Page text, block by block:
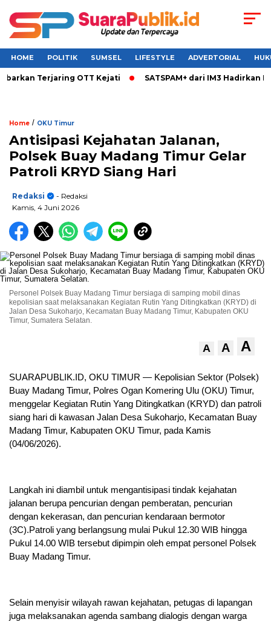
HOME POLITIK SUMSEL LIFESTYLE ADVERTORIAL
Terjaring OTT Kejati SATSPAM+ dari IM3 Hadirkan
Home / OKU Timur
Antisipasi Kejahatan Jalanan,
Polsek Buay Madang Timur Gelar
Patroli KRYD Siang Hari
Redaksi
- Redaksi
Kamis, 4 Juni 2026
Personel Polsek Buay Madang Timur bersiaga di samping mobil dinas
kepolisian saat melaksanakan Kegiatan Rutin Yang Ditingkatkan (KRYD) di
Jalan Desa Sukoharjo, Kecamatan Buay Madang Timur, Kabupaten OKU
Timur, Sumatera Selatan.
A A A
SUARAPUBLIK.ID, OKU TIMUR — Kepolisian Sektor (Polsek)
Buay Madang Timur, Polres Ogan Komering Ulu (OKU) Timur,
menggelar Kegiatan Rutin Yang Ditingkatkan (KRYD) dan patroli
siang hari di kawasan Jalan Desa Sukoharjo, Kecamatan Buay
Madang Timur, Kabupaten OKU Timur, pada Kamis
(04/06/2026).
Langkah ini diambil untuk mengantisipasi tindak kejahatan
jalanan berupa pencurian dengan pemberatan, pencurian
dengan kekerasan, dan pencurian kendaraan bermotor
(3C).Patroli yang berlangsung mulai Pukul 12.30 WIB hingga
Pukul 14.00 WIB tersebut dipimpin oleh empat personel Polsek
Buay Madang Timur.
Selain menyisir wilayah rawan kejahatan, petugas di lapangan
juga melaksanakan agenda sambang dialogis dengan warga